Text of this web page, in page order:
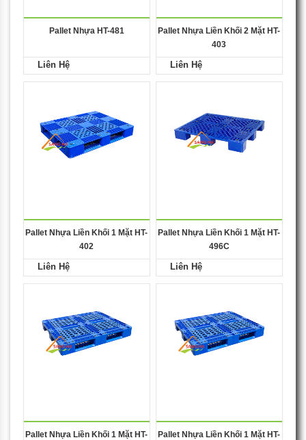
Pallet Nhựa HT-481
Liên Hệ
Pallet Nhựa Liền Khối 2 Mặt HT-
403
Liên Hệ
Pallet Nhựa Liền Khối 1 Mặt HT-
402
Liên Hệ
Pallet Nhựa Liền Khối 1 Mặt HT-
496C
Liên Hệ
Pallet Nhựa Liền Khối 1 Mặt HT-
Pallet Nhựa Liền Khối 1 Mặt HT-